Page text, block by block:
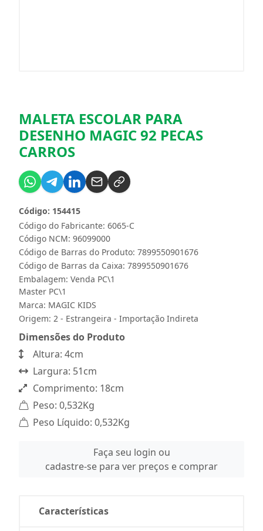
MALETA ESCOLAR PARA
DESENHO MAGIC 92 PECAS
CARROS
Código do Fabricante: 6065-C
Código: 154415
Código NCM: 96099000
Código de Barras do Produto: 7899550901676
Código de Barras da Caixa: 7899550901676
Embalagem: Venda PC\1
Master PC\1
Marca: MAGIC KIDS
Origem: 2 - Estrangeira - Importação Indireta
Dimensões do Produto
Altura: 4cm
Largura: 51cm
Comprimento: 18cm
Peso: 0,532Kg
Peso Líquido: 0,532Kg
Faça seu login ou
cadastre-se para ver preços e comprar
Características